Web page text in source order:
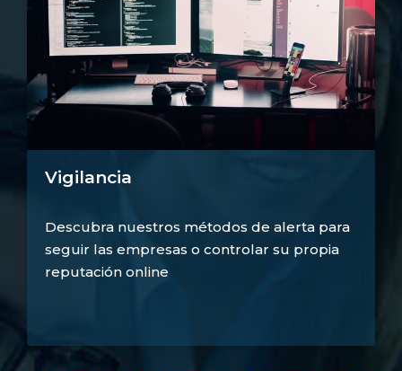
Vigilancia
Descubra nuestros métodos de alerta para
seguir las empresas o controlar su propia
reputación online